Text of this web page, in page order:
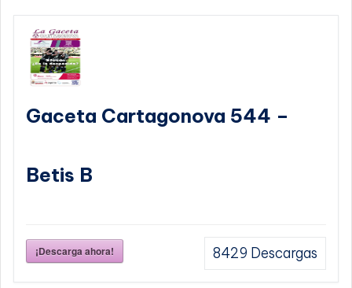
Gaceta Cartagonova 544 –
Betis B
¡Descarga ahora! 8429 Descargas